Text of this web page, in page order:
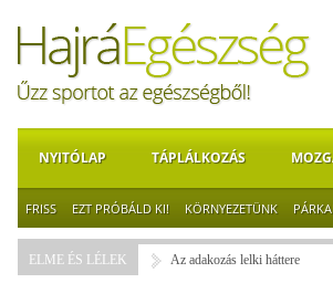
NYITÓLAP TÁPLÁLKOZÁS
FRISS EZT PRÓBÁLD KI! KÖRNYEZETÜNK
ELME ÉS LÉLEK Az adakozás lelki háttere